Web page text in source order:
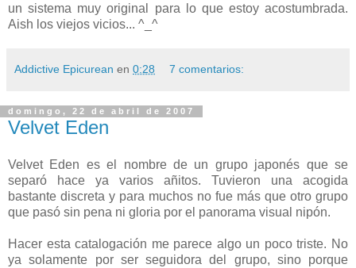
un sistema muy original para lo que estoy acostumbrada.
Aish los viejos vicios... ^_^
Addictive Epicurean en 0:28 7 comentarios:
domingo, 22 de abril de 2007
Velvet Eden
Velvet Eden es el nombre de un grupo japonés que se
separó hace ya varios añitos. Tuvieron una acogida
bastante discreta y para muchos no fue más que otro grupo
que pasó sin pena ni gloria por el panorama visual nipón.
Hacer esta catalogación me parece algo un poco triste. No
ya solamente por ser seguidora del grupo, sino porque